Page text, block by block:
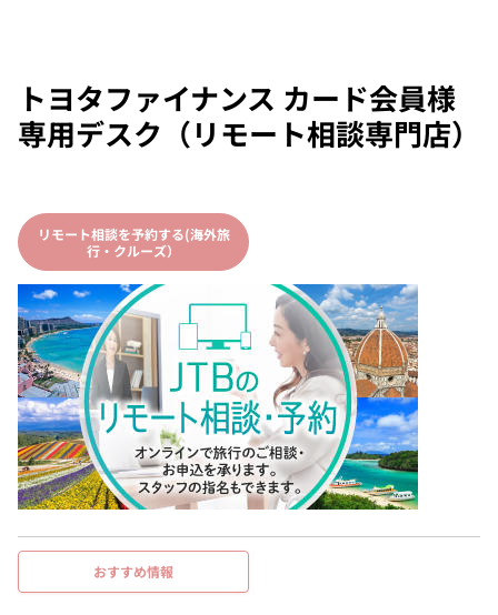
トヨタファイナンス カード会員様
専用デスク（リモート相談専門店）
リモート相談を予約する(海外旅
行・クルーズ）
おすすめ情報